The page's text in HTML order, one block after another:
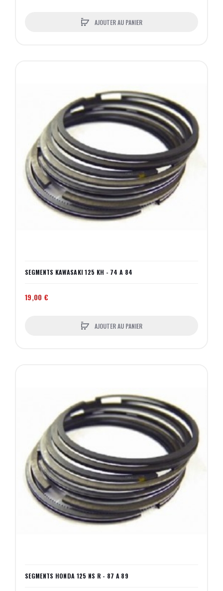
AJOUTER AU PANIER
SEGMENTS KAWASAKI 125 KH - 74 A 84
19,00 €
AJOUTER AU PANIER
SEGMENTS HONDA 125 NS R - 87 A 89